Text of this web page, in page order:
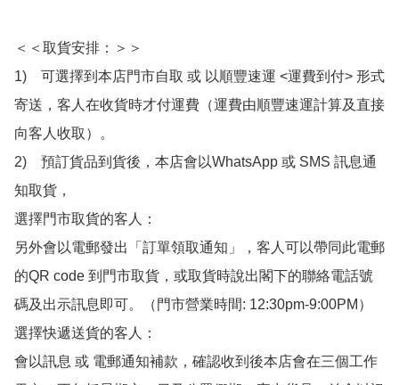
＜＜取貨安排：＞＞
1)　可選擇到本店門市自取 或 以順豐速運 <運費到付> 形式
寄送，客人在收貨時才付運費（運費由順豐速運計算及直接
向客人收取）。
2)　預訂貨品到貨後，本店會以WhatsApp 或 SMS 訊息通
知取貨，
選擇門市取貨的客人：
另外會以電郵發出「訂單領取通知」，客人可以帶同此電郵
的QR code 到門市取貨，或取貨時說出閣下的聯絡電話號
碼及出示訊息即可。（門市營業時間: 12:30pm-9:00PM）
選擇快遞送貨的客人：
會以訊息 或 電郵通知補款，確認收到後本店會在三個工作